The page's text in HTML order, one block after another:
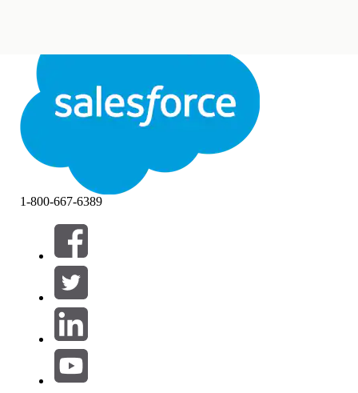
Sulje
Suodattimet (0)
VALITSE SUODATTIMET
Tuotealue
1-800-667-6389